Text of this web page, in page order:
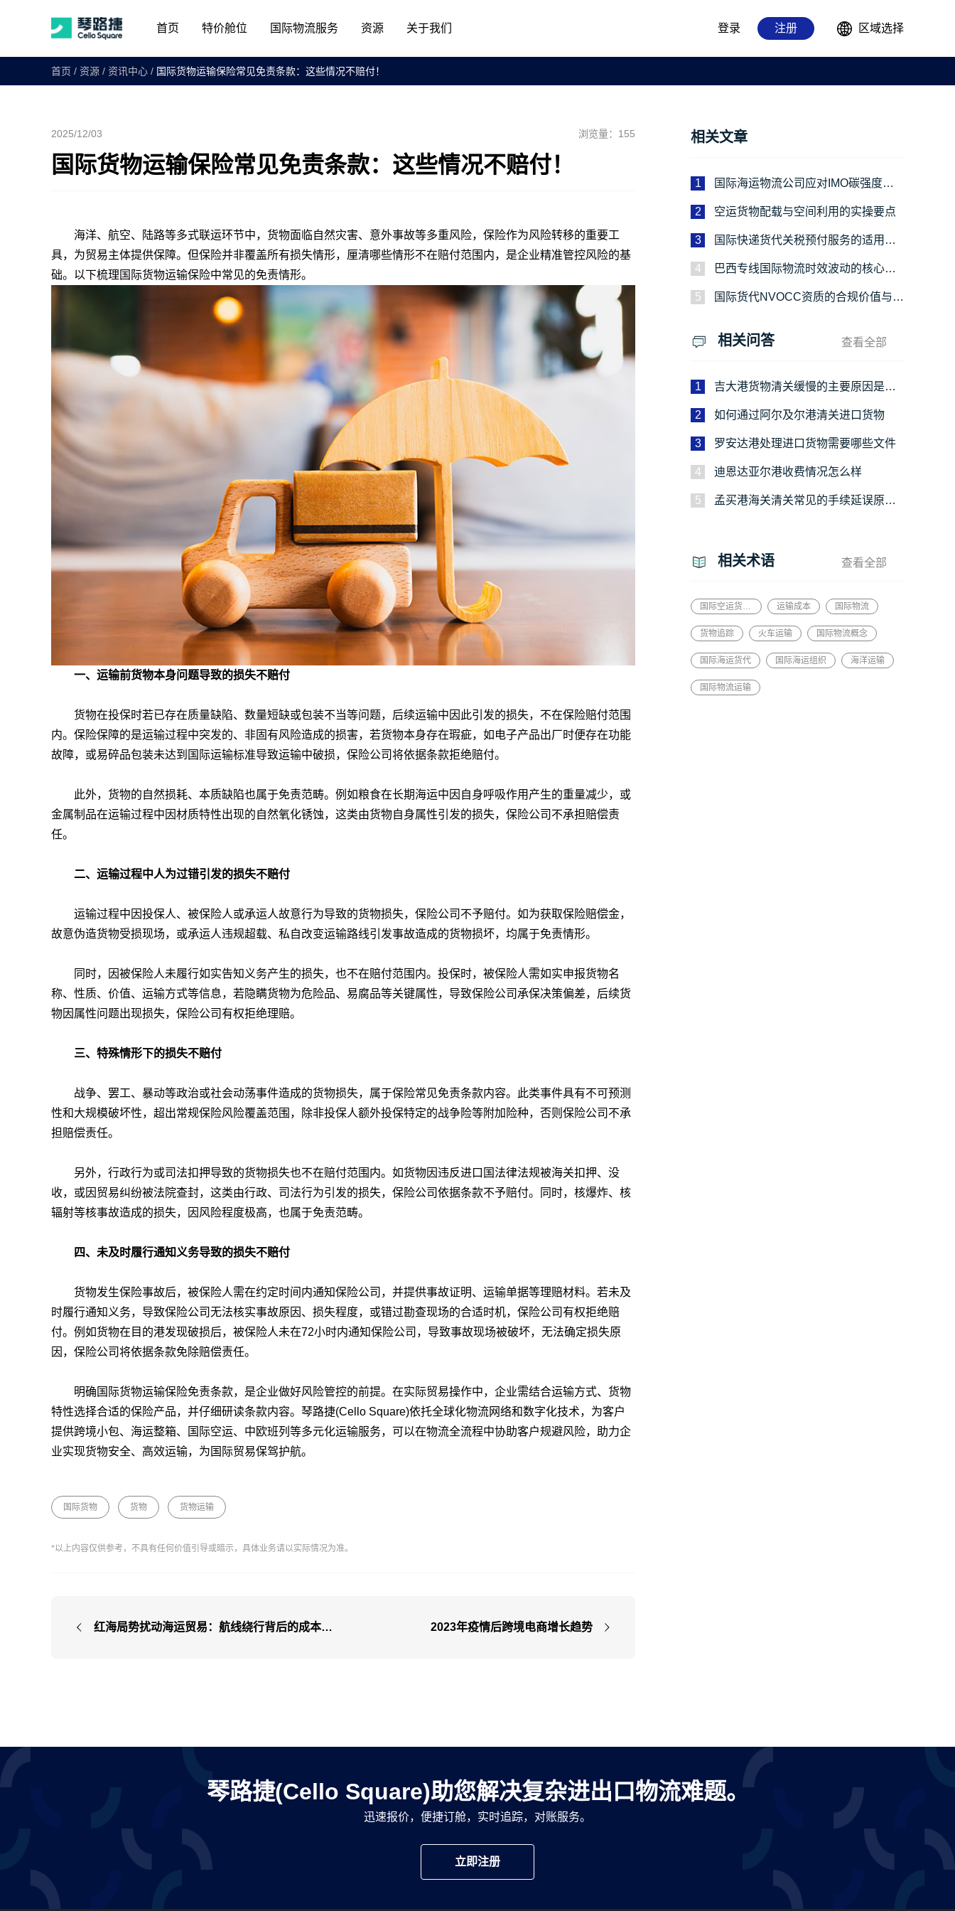
首页 特价舱位 国际物流服务 资源 关于我们 登录 注册 区域选择
首页 / 资源 / 资讯中心 / 国际货物运输保险常见免责条款：这些情况不赔付！
2025/12/03 浏览量：155
国际货物运输保险常见免责条款：这些情况不赔付！
海洋、航空、陆路等多式联运环节中，货物面临自然灾害、意外事故等多重风险，保险作为风险转移的重要工
具，为贸易主体提供保障。但保险并非覆盖所有损失情形，厘清哪些情形不在赔付范围内，是企业精准管控风险的基
础。以下梳理国际货物运输保险中常见的免责情形。
一、运输前货物本身问题导致的损失不赔付
货物在投保时若已存在质量缺陷、数量短缺或包装不当等问题，后续运输中因此引发的损失，不在保险赔付范围
内。保险保障的是运输过程中突发的、非固有风险造成的损害，若货物本身存在瑕疵，如电子产品出厂时便存在功能
故障，或易碎品包装未达到国际运输标准导致运输中破损，保险公司将依据条款拒绝赔付。
此外，货物的自然损耗、本质缺陷也属于免责范畴。例如粮食在长期海运中因自身呼吸作用产生的重量减少，或
金属制品在运输过程中因材质特性出现的自然氧化锈蚀，这类由货物自身属性引发的损失，保险公司不承担赔偿责
任。
二、运输过程中人为过错引发的损失不赔付
运输过程中因投保人、被保险人或承运人故意行为导致的货物损失，保险公司不予赔付。如为获取保险赔偿金，
故意伪造货物受损现场，或承运人违规超载、私自改变运输路线引发事故造成的货物损坏，均属于免责情形。
同时，因被保险人未履行如实告知义务产生的损失，也不在赔付范围内。投保时，被保险人需如实申报货物名
称、性质、价值、运输方式等信息，若隐瞒货物为危险品、易腐品等关键属性，导致保险公司承保决策偏差，后续货
物因属性问题出现损失，保险公司有权拒绝理赔。
三、特殊情形下的损失不赔付
战争、罢工、暴动等政治或社会动荡事件造成的货物损失，属于保险常见免责条款内容。此类事件具有不可预测
性和大规模破坏性，超出常规保险风险覆盖范围，除非投保人额外投保特定的战争险等附加险种，否则保险公司不承
担赔偿责任。
另外，行政行为或司法扣押导致的货物损失也不在赔付范围内。如货物因违反进口国法律法规被海关扣押、没
收，或因贸易纠纷被法院查封，这类由行政、司法行为引发的损失，保险公司依据条款不予赔付。同时，核爆炸、核
辐射等核事故造成的损失，因风险程度极高，也属于免责范畴。
四、未及时履行通知义务导致的损失不赔付
货物发生保险事故后，被保险人需在约定时间内通知保险公司，并提供事故证明、运输单据等理赔材料。若未及
时履行通知义务，导致保险公司无法核实事故原因、损失程度，或错过勘查现场的合适时机，保险公司有权拒绝赔
付。例如货物在目的港发现破损后，被保险人未在72小时内通知保险公司，导致事故现场被破坏，无法确定损失原
因，保险公司将依据条款免除赔偿责任。
明确国际货物运输保险免责条款，是企业做好风险管控的前提。在实际贸易操作中，企业需结合运输方式、货物
特性选择合适的保险产品，并仔细研读条款内容。琴路捷(Cello Square)依托全球化物流网络和数字化技术，为客户
提供跨境小包、海运整箱、国际空运、中欧班列等多元化运输服务，可以在物流全流程中协助客户规避风险，助力企
业实现货物安全、高效运输，为国际贸易保驾护航。
国际货物 货物 货物运输
*以上内容仅供参考，不具有任何价值引导或暗示，具体业务请以实际情况为准。
红海局势扰动海运贸易：航线绕行背后的成本核
2023年疫情后跨境电商增长趋势
相关文章
1
国际海运物流公司应对IMO碳强度新
2
空运货物配载与空间利用的实操要点
3
国际快递货代关税预付服务的适用场
4
巴西专线国际物流时效波动的核心成
5
国际货代NVOCC资质的合规价值与官
相关问答 查看全部
1
吉大港货物清关缓慢的主要原因是什
2
如何通过阿尔及尔港清关进口货物
3 罗安达港处理进口货物需要哪些文件
4 迪恩达亚尔港收费情况怎么样
5
孟买港海关清关常见的手续延误原因
相关术语 查看全部
国际空运货代平台 运输成本 国际物流
货物追踪 火车运输 国际物流概念
国际海运货代 国际海运组织 海洋运输
国际物流运输
琴路捷(Cello Square)助您解决复杂进出口物流难题。
迅速报价，便捷订舱，实时追踪，对账服务。
立即注册